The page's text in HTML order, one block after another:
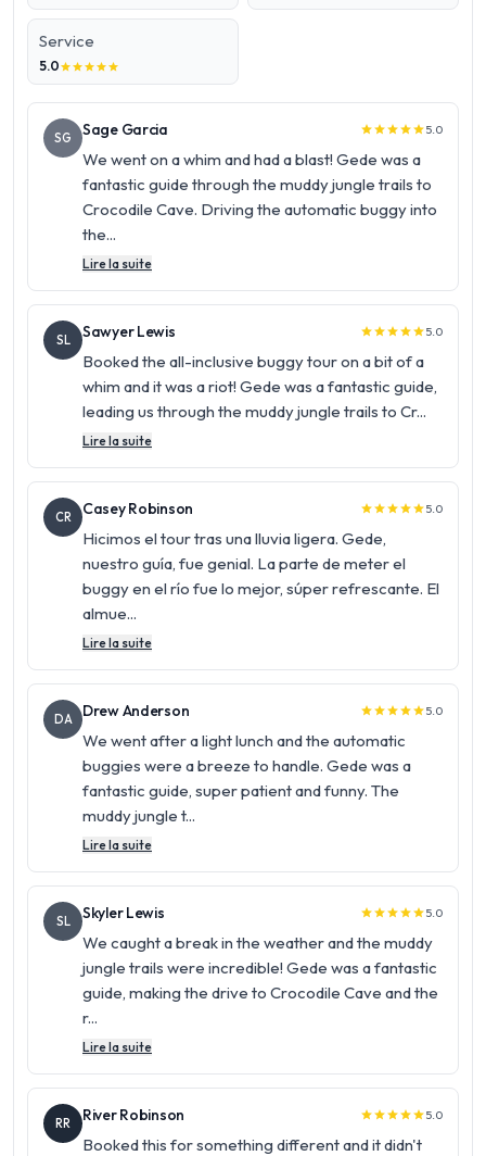
Service
5.0starstarstarstarstar
SG Sage Garcia starstarstarstarstar5.0
We went on a whim and had a blast! Gede was a
fantastic guide through the muddy jungle trails to
Crocodile Cave. Driving the automatic buggy into
the...
Lire la suite
SL Sawyer Lewis starstarstarstarstar5.0
Booked the all-inclusive buggy tour on a bit of a
whim and it was a riot! Gede was a fantastic guide,
leading us through the muddy jungle trails to Cr...
Lire la suite
CR Casey Robinson starstarstarstarstar5.0
Hicimos el tour tras una lluvia ligera. Gede,
nuestro guía, fue genial. La parte de meter el
buggy en el río fue lo mejor, súper refrescante. El
almue...
Lire la suite
DA Drew Anderson starstarstarstarstar5.0
We went after a light lunch and the automatic
buggies were a breeze to handle. Gede was a
fantastic guide, super patient and funny. The
muddy jungle t...
Lire la suite
SL Skyler Lewis starstarstarstarstar5.0
We caught a break in the weather and the muddy
jungle trails were incredible! Gede was a fantastic
guide, making the drive to Crocodile Cave and the
r...
Lire la suite
RR River Robinson starstarstarstarstar5.0
Booked this for something different and it didn't